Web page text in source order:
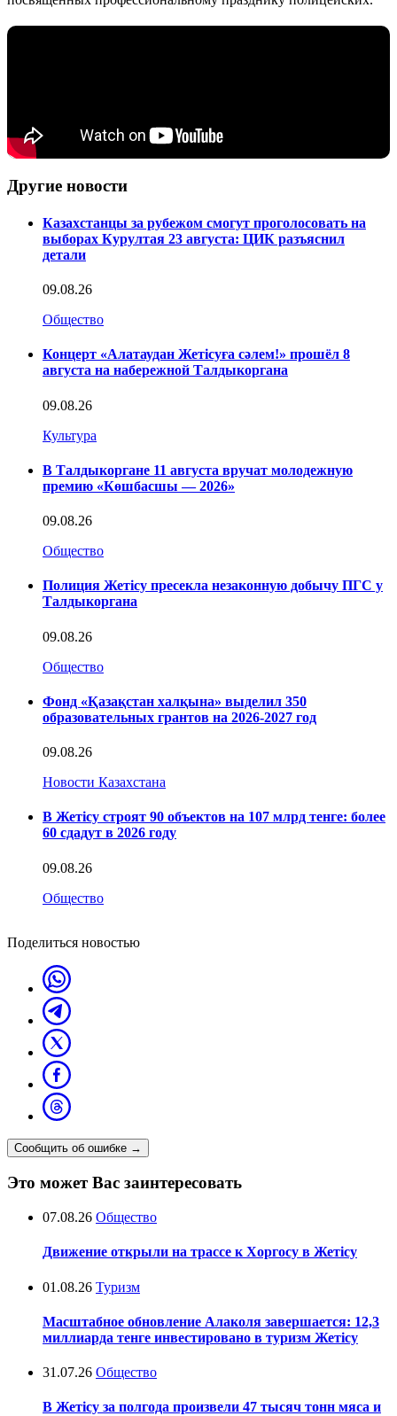
Другие новости
Казахстанцы за рубежом смогут проголосовать на
выборах Курултая 23 августа: ЦИК разъяснил
детали
09.08.26
Общество
Концерт «Алатаудан Жетісуға сәлем!» прошёл 8
августа на набережной Талдыкоргана
09.08.26
Культура
В Талдыкоргане 11 августа вручат молодежную
премию «Көшбасшы — 2026»
09.08.26
Общество
Полиция Жетісу пресекла незаконную добычу ПГС у
Талдыкоргана
09.08.26
Общество
Фонд «Қазақстан халқына» выделил 350
образовательных грантов на 2026-2027 год
09.08.26
Новости Казахстана
В Жетісу строят 90 объектов на 107 млрд тенге: более
60 сдадут в 2026 году
09.08.26
Общество
Поделиться новостью
Сообщить об ошибке →
Это может Вас заинтересовать
07.08.26 Общество
Движение открыли на трассе к Хоргосу в Жетісу
01.08.26 Туризм
Масштабное обновление Алаколя завершается: 12,3
миллиарда тенге инвестировано в туризм Жетісу
31.07.26 Общество
В Жетісу за полгода произвели 47 тысяч тонн мяса и